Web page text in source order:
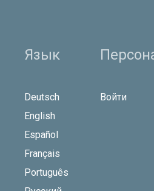
Язык
Deutsch
English
Español
Français
Português
Войти